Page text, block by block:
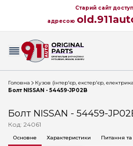
Старий сайт
адресою
Головна
Кузов (інтер'єр, екстер'єр,
Болт NISSAN - 54459-JP02B
Болт NISSAN - 54459-
Код: 24061
Основне Характеристики Питання та